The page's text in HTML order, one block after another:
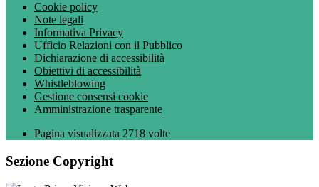
Cookie policy
Note legali
Informativa Privacy
Ufficio Relazioni con il Pubblico
Dichiarazione di accessibilità
Obiettivi di accessibilità
Whistleblowing
Gestione consensi cookie
Amministrazione trasparente
Pagina visualizzata 2718 volte
Sezione Copyright